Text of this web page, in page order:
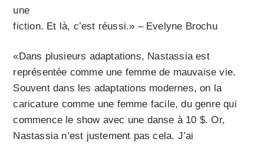
une
fiction. Et là, c’est réussi.» – Evelyne Brochu
«Dans plusieurs adaptations, Nastassia est
représentée comme une femme de mauvaise vie.
Souvent dans les adaptations modernes, on la
caricature comme une femme facile, du genre qui
commence le show avec une danse à 10 $. Or,
Nastassia n’est justement pas cela. J’ai